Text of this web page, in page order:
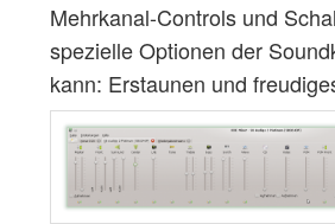
Mehrkanal-Controls und
spezielle Optionen der
kann: Erstaunen und